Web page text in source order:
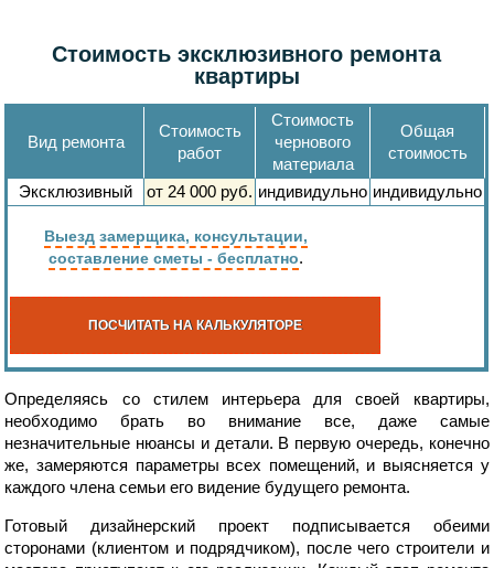
Стоимость эксклюзивного ремонта
квартиры
Вид ремонта
Стоимость
работ
Стоимость
чернового
материала
Общая
стоимость
Эксклюзивный от 24 000 руб. индивидульно индивидульно
Выезд замерщика, консультации,
составление сметы - бесплатно.
ПОСЧИТАТЬ НА КАЛЬКУЛЯТОРЕ
Определяясь со стилем интерьера для своей квартиры,
необходимо брать во внимание все, даже самые
незначительные нюансы и детали. В первую очередь, конечно
же, замеряются параметры всех помещений, и выясняется у
каждого члена семьи его видение будущего ремонта.
Готовый дизайнерский проект подписывается обеими
сторонами (клиентом и подрядчиком), после чего строители и